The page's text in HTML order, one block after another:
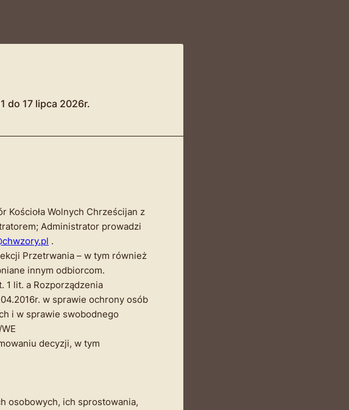
do 17 lipca 2026r.
Wolnych Chrześcijan z
Administrator prowadzi
.
Przetrwania – w tym również
innym odbiorcom.
1 lit. a Rozporządzenia
w sprawie ochrony osób
i w sprawie swobodnego
decyzji, w tym
osobowych, ich sprostowania,